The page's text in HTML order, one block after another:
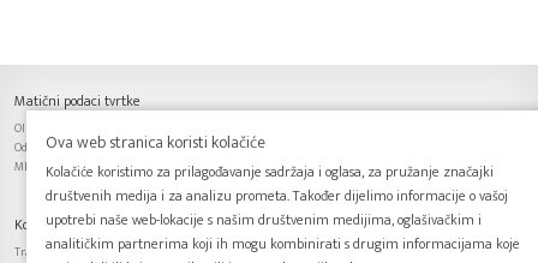
Matični podaci tvrtke
OIB: 63701153601, IBAN: HR6425030071100061993,
Odgovorna osoba: Predrag Budimir, Trgovački sud u Zagrebu
MBS: 080115620, Temeljni kapital: 20 000,00 kn, uplaćen u cijelosti.
Kontakt podaci tvrtke
Trakošćanska 17, 10000 Zagreb, Tel.: + 385 1 3822 151, Fax.: + 385 1 3822 152, E-mail: info@art-
Ova web stranica koristi kolačiće
Kolačiće koristimo za prilagođavanje sadržaja i oglasa, za pružanje značajki
društvenih medija i za analizu prometa. Također dijelimo informacije o vašoj
upotrebi naše web-lokacije s našim društvenim medijima, oglašivačkim i
analitičkim partnerima koji ih mogu kombinirati s drugim informacijama koje